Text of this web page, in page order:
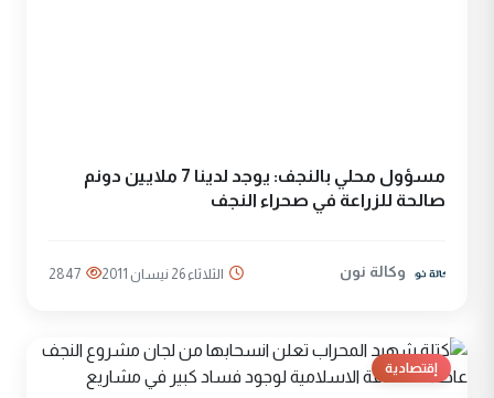
مسؤول محلي بالنجف: يوجد لدينا 7 ملايين دونم
صالحة للزراعة في صحراء النجف
وكالة نون الثلاثاء 26 نيسان 2011 2847
إقتصادية